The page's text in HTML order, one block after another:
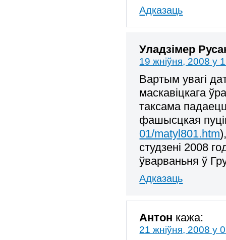
Адказаць
Уладзімер
19 жніўня, 2008 у
Вартым увагі
маскавіцкага
таксама
фашысцкая
01/matyl801.htm
студзені 2008
ўварваньня ў
Адказаць
Антон кажа:
21 жніўня, 2008 у